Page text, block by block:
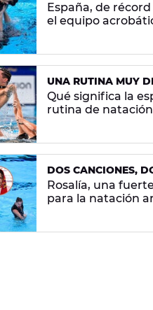
España, de
el equipo
UNA RUTINA MUY
Qué significa la
rutina de
DOS CANCIONES,
Rosalía, una
para la natación